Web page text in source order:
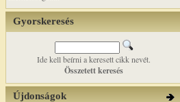
Gyorskeresés
Ide kell beírni a keresett cikk nevét.
Összetett keresés
Újdonságok